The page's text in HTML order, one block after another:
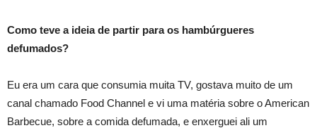
Como teve a ideia de partir para os hambúrgueres
defumados?
Eu era um cara que consumia muita TV, gostava muito de um
canal chamado Food Channel e vi uma matéria sobre o American
Barbecue, sobre a comida defumada, e enxerguei ali um